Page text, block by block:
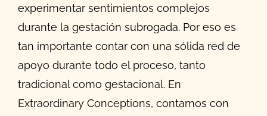
experimentar sentimientos complejos
durante la gestación subrogada. Por eso es
tan importante contar con una sólida red de
apoyo durante todo el proceso, tanto
tradicional como gestacional. En
Extraordinary Conceptions, contamos con